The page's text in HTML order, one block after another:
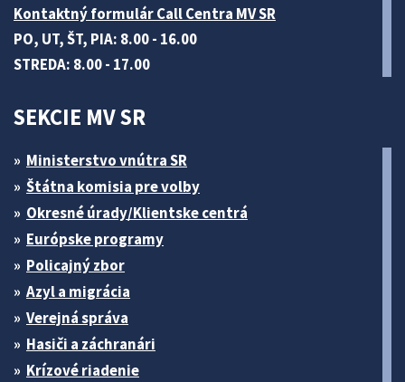
Kontaktný formulár Call Centra MV SR
PO, UT, ŠT, PIA: 8.00 - 16.00
STREDA: 8.00 - 17.00
SEKCIE MV SR
Ministerstvo vnútra SR
Štátna komisia pre volby
Okresné úrady/Klientske centrá
Európske programy
Policajný zbor
Azyl a migrácia
Verejná správa
Hasiči a záchranári
Krízové riadenie